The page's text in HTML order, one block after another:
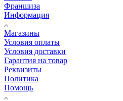
Франшиза
Информация
Магазины
Условия оплаты
Условия доставки
Гарантия на товар
Реквизиты
Политика
Помощь